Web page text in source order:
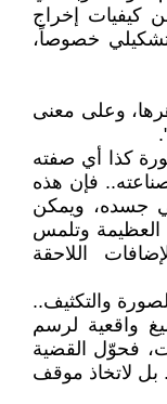
كيفيات إخراج
خصوصاً،
وعلى معنى
كذا أي صفته
فإن هذه
جسده، ويمكن
وتلمس
اللاحقة
والتكثيف..
واقعية لرسم
فحوّل القضية
بل لاتخاذ موقف